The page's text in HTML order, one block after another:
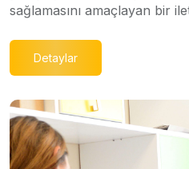
sağlamasını amaçlayan bir
Detaylar